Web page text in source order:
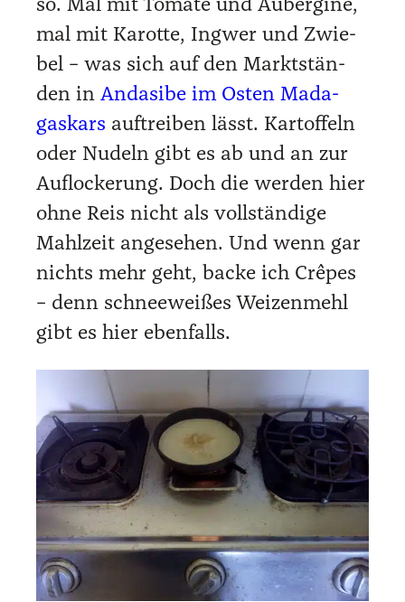
so. Mal mit Toma­te und Auber­gi­ne,
mal mit Karot­te, Ing­wer und Zwie­
bel – was sich auf den Markt­stän­
den in Anda­si­be im Osten Mada­
gas­kars auf­trei­ben lässt. Kar­tof­feln
oder Nudeln gibt es ab und an zur
Auf­lo­cke­rung. Doch die wer­den hier
ohne Reis nicht als voll­stän­di­ge
Mahl­zeit ange­se­hen. Und wenn gar
nichts mehr geht, backe ich Crê­pes
– denn schnee­wei­ßes Wei­zen­mehl
gibt es hier eben­falls.